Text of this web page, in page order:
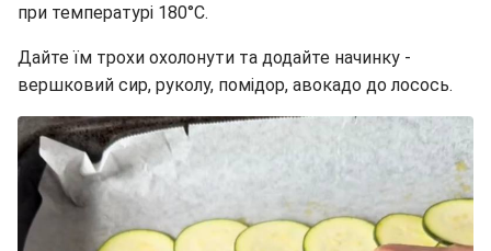
при температурі 180°C.
Дайте їм трохи охолонути та додайте начинку -
вершковий сир, руколу, помідор, авокадо до лосось.